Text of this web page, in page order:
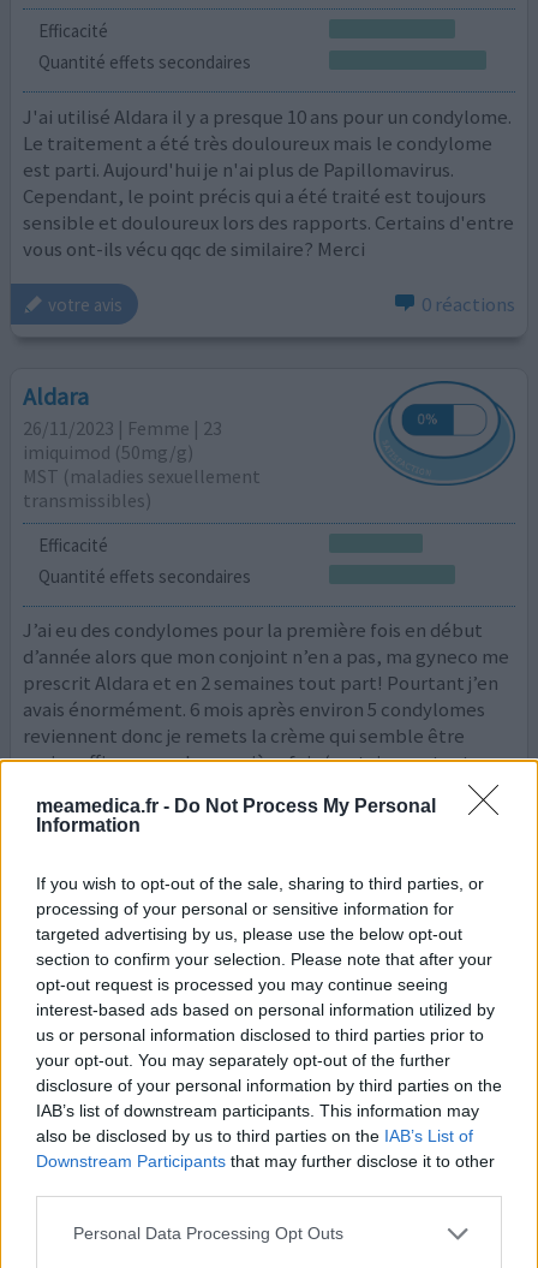
meamedica.fr - Do Not Process My Personal
Information
If you wish to opt-out of the sale, sharing to third parties, or
processing of your personal or sensitive information for
targeted advertising by us, please use the below opt-out
section to confirm your selection. Please note that after your
opt-out request is processed you may continue seeing
interest-based ads based on personal information utilized by
us or personal information disclosed to third parties prior to
your opt-out. You may separately opt-out of the further
disclosure of your personal information by third parties on the
IAB’s list of downstream participants. This information may
also be disclosed by us to third parties on the IAB’s List of
Downstream Participants that may further disclose it to other
Personal Data Processing Opt Outs
Efficacité
Quantité effets secondaires
J'ai utilisé Aldara il y a presque 10 ans pour un condylome.
Le traitement a été très douloureux mais le condylome
est parti. Aujourd'hui je n'ai plus de Papillomavirus.
Cependant, le point précis qui a été traité est toujours
sensible et douloureux lors des rapports. Certains d'entre
vous ont-ils vécu qqc de similaire? Merci
votre avis 0 réactions
Aldara
26/11/2023 | Femme | 23
imiquimod (50mg/g)
MST (maladies sexuellement
transmissibles)
Efficacité
Quantité effets secondaires
J’ai eu des condylomes pour la première fois en début
d’année alors que mon conjoint n’en a pas, ma gyneco me
prescrit Aldara et en 2 semaines tout part! Pourtant j’en
avais énormément. 6 mois après environ 5 condylomes
reviennent donc je remets la crème qui semble être
moins efficace que la première fois (certains partent
...lire la
suite
0 réactions
Aldara
19/10/2023 | Homme | 26
imiquimod (50mg/g)
MST (maladies sexuellement
transmissibles)
Efficacité
Quantité effets secondaires
Beaucoup de ces commentaires m'a fait peur avant
d'utiliser cette crème mais elle m'a délivré
personnellement. J'avais essayé la cryothérapie, une